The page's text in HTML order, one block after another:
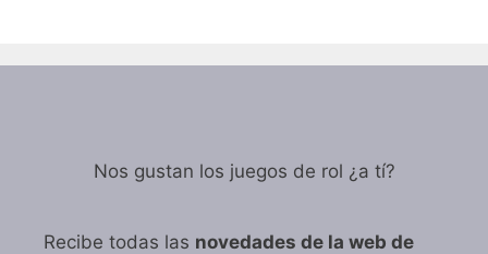
Nos gustan los juegos de rol ¿a tí?
Recibe todas las novedades de la web de